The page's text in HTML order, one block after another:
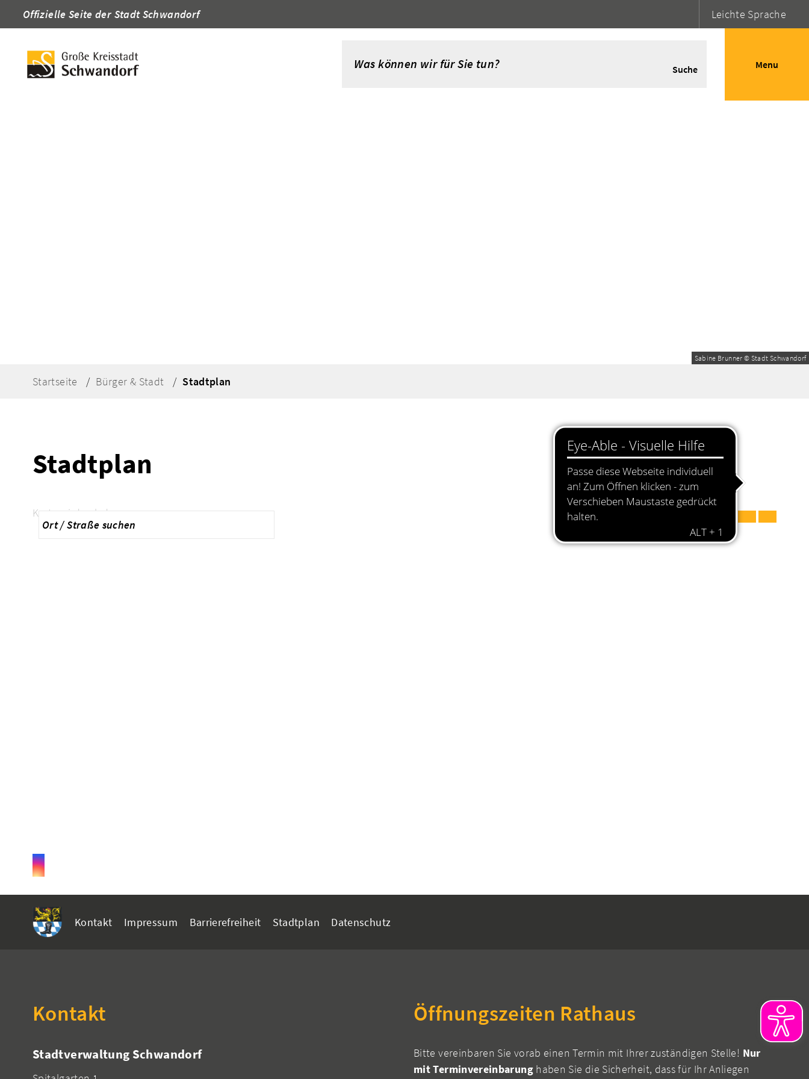
Offizielle Seite der Stadt Schwandorf Leichte Sprache
Suche Menu
Sabine Brunner © Stadt Schwandorf
Startseite Bürger & Stadt Stadtplan
Stadtplan
Karte wird geladen...
Kontakt Impressum Barrierefreiheit Stadtplan Datenschutz
Kontakt
Stadtverwaltung Schwandorf
Öffnungszeiten Rathaus
Bitte vereinbaren Sie vorab einen Termin mit Ihrer zuständigen Stelle! Nur
mit Terminvereinbarunghaben Sie die Sicherheit, dass für Ihr Anliegen